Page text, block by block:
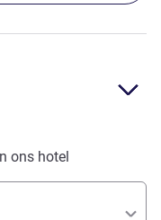
ons hotel